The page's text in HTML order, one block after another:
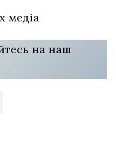
медіа
на наш